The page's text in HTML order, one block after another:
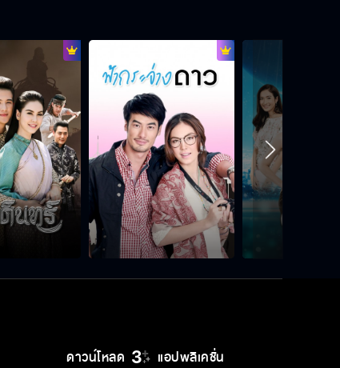
หรอกนะ
รักผู้หญิงคนนี้มากกว่าแม่
บอกแม่เธอไปสิว่าเรากินกันอร่อยแค่
ไหน
ดาวน์โหลด แอปพลิเคชั่น